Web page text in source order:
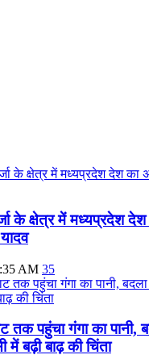
के क्षेत्र में मध्यप्रदेश देश
AM 35
तक पहुंचा गंगा का
में बढ़ी बाढ़ की चिंता